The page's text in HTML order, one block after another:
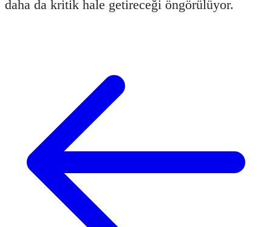
daha da kritik hale getireceği öngörülüyor.